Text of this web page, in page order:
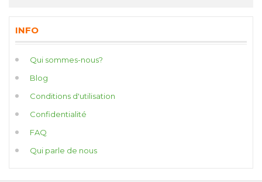
INFO
Qui sommes-nous?
Blog
Conditions d'utilisation
Confidentialité
FAQ
Qui parle de nous